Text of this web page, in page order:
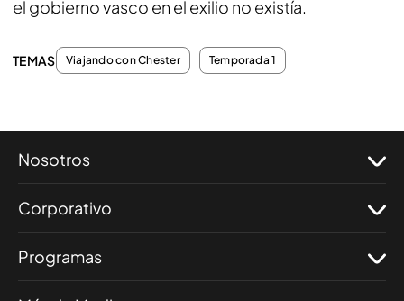
el gobierno vasco en el exilio no existía.
TEMAS Viajando con Chester Temporada 1
Nosotros
Corporativo
Programas